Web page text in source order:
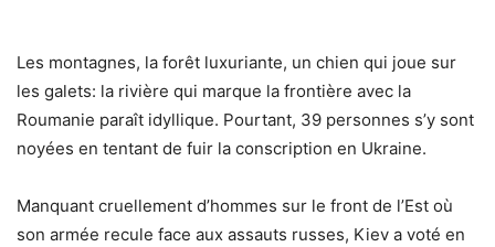
Les montagnes, la forêt luxuriante, un chien qui joue sur
les galets: la rivière qui marque la frontière avec la
Roumanie paraît idyllique. Pourtant, 39 personnes s’y sont
noyées en tentant de fuir la conscription en Ukraine.
Manquant cruellement d’hommes sur le front de l’Est où
son armée recule face aux assauts russes, Kiev a voté en